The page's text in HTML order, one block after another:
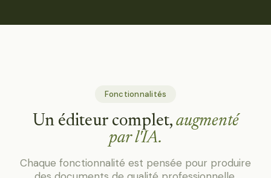
Fonctionnalités
Un éditeur complet, augmenté
par l'IA.
Chaque fonctionnalité est pensée pour produire